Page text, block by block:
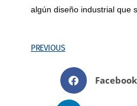
algún diseño industrial que
PREVIOUS
Facebook